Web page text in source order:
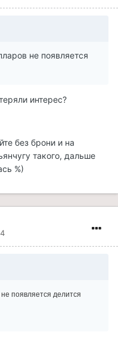
не появляется
интерес?
без брони и на
такого, дальше
%)
появляется делится